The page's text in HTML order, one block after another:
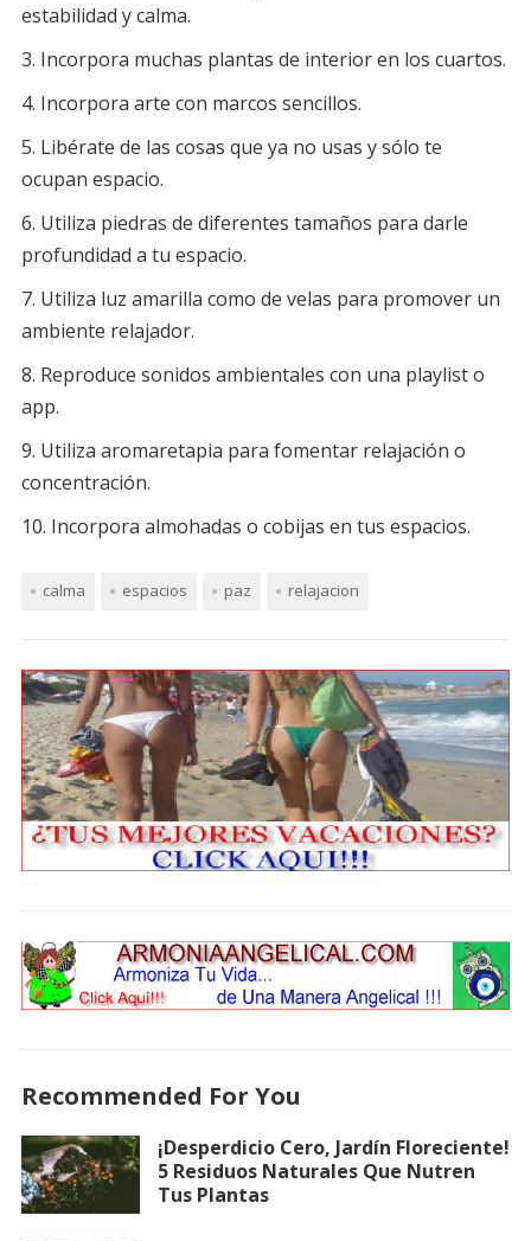
estabilidad y calma.
Incorpora muchas plantas de interior en los cuartos.
Incorpora arte con marcos sencillos.
Libérate de las cosas que ya no usas y sólo te
ocupan espacio.
Utiliza piedras de diferentes tamaños para darle
profundidad a tu espacio.
Utiliza luz amarilla como de velas para promover un
ambiente relajador.
Reproduce sonidos ambientales con una playlist o
app.
Utiliza aromaretapia para fomentar relajación o
concentración.
Incorpora almohadas o cobijas en tus espacios.
calma espacios paz relajacion
Recommended For You
¡Desperdicio Cero, Jardín Floreciente!
5 Residuos Naturales Que Nutren
Tus Plantas